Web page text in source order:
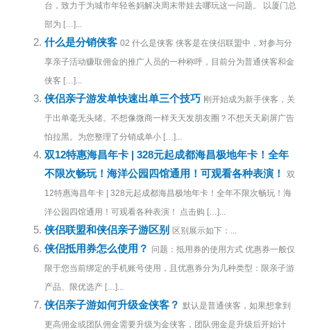
台，致力于为城市年轻爸妈解决周末带娃去哪玩这一问题。 以厦门总
部为 […]...
什么是分销侠客 02 什么是侠客 侠客是在侠侣联盟中，对参与分
享亲子活动赚取佣金的推广人员的一种称呼，目前分为普通侠客和金
侠客 […]...
侠侣亲子游发单快速出单三个技巧 刚开始成为新手侠客，关
于出单毫无头绪。不想像微商一样天天发朋友圈？不想天天刷屏广告
怕拉黑。为您整理了分销成单小 […]...
双12特惠海昌年卡 | 328元起成都海昌极地年卡！全年
不限次畅玩！海洋公园四馆通用！可观看各种表演！
双
12特惠海昌年卡 | 328元起成都海昌极地年卡！全年不限次畅玩！海
洋公园四馆通用！可观看各种表演！ 点击购 […]...
侠侣联盟和侠侣亲子游区别 区别展示如下：...
侠侣抵用券怎么使用？ 问题：抵用券的使用方式 优惠券一般仅
限于您当前绑定的手机账号使用，且优惠券分为几种类型：限亲子游
产品、限优选产 […]...
侠侣亲子游如何升级金侠客？ 默认是普通侠客，如果想拿到
更高佣金或团队佣金需要升级为金侠客，团队佣金是升级后开始计